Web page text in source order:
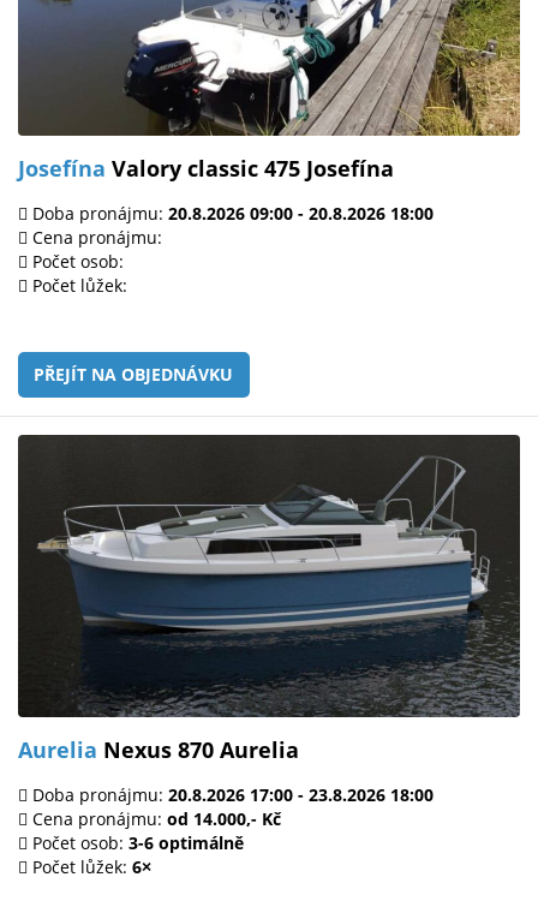
Josefína Valory classic 475 Josefína
Doba pronájmu: 20.8.2026 09:00 - 20.8.2026 18:00
Cena pronájmu:
Počet osob:
Počet lůžek:
PŘEJÍT NA OBJEDNÁVKU
Aurelia Nexus 870 Aurelia
Doba pronájmu: 20.8.2026 17:00 - 23.8.2026 18:00
Cena pronájmu: od 14.000,- Kč
Počet osob: 3-6 optimálně
Počet lůžek: 6×